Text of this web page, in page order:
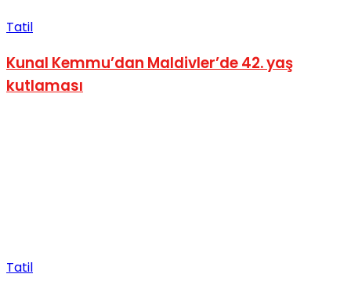
Tatil
Kunal Kemmu’dan Maldivler’de 42. yaş
kutlaması
Tatil